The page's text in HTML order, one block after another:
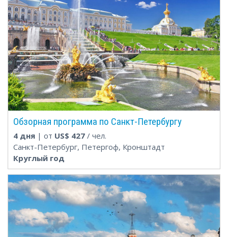
Обзорная программа по Санкт-Петербургу
4 дня | от US$ 427 / чел.
Санкт-Петербург, Петергоф, Кронштадт
Круглый год